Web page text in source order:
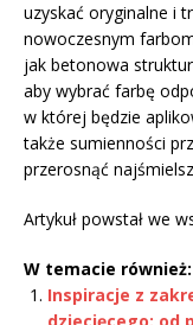
uzyskać oryginalne i
nowoczesnym
jak betonowa
aby wybrać farbę
w której będzie
także sumienności
przerosnąć
Artykuł powstał we
W temacie również:
Inspiracje z